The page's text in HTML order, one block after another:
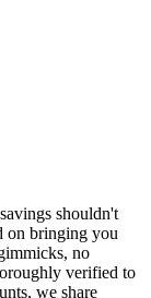
shouldn't
on bringing you
no
verified to
we share